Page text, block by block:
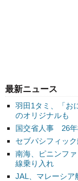
最新ニュース
羽田1タミ、「お
のオリジナルも
国交省人事 26年
セブパシフィッ
南海、ピニンフ
線乗り入れ
JAL、マレーシ